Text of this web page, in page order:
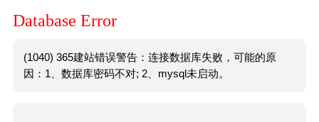
Database Error
(1040) 365建站错误警告：连接数据库失败，可能的原
因：1、数据库密码不对; 2、mysql未启动。